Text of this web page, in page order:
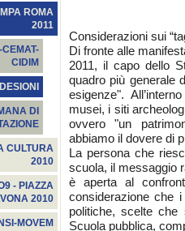
ROMA
2011
CIDIM
DI
CULTURA
2010
- PIAZZA
2010
MOVEM
Considerazioni sui
Di fronte alle
2011, il capo dello
quadro più generale
esigenze".
musei, i siti
ovvero "un
abbiamo il dovere di
La persona che
scuola, il messaggio
è aperta al
considerazione che
politiche, scelte
Scuola pubblica,